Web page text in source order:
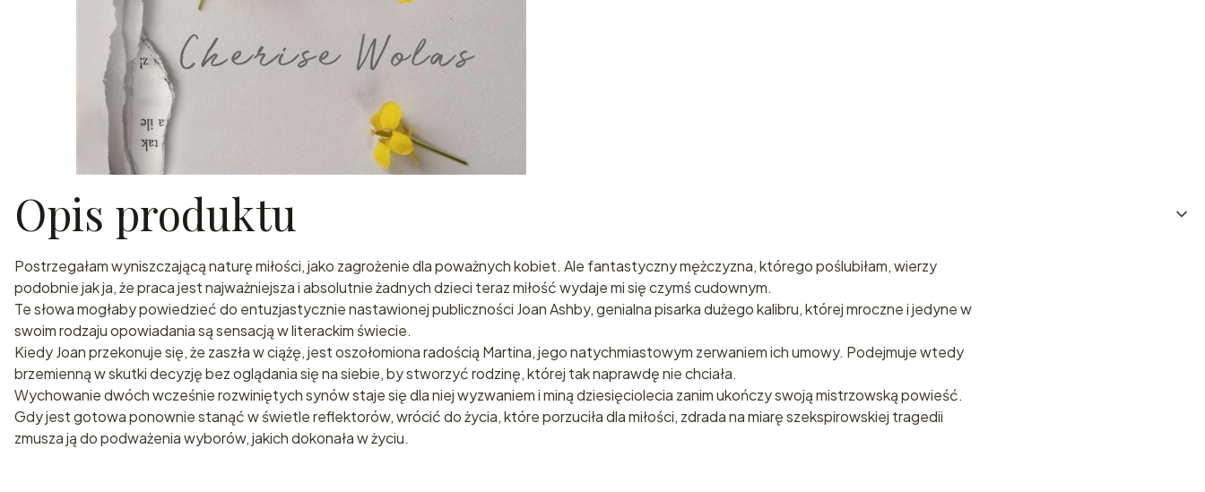
Opis produktu
Postrzegałam wyniszczającą naturę miłości, jako zagrożenie dla poważnych kobiet. Ale fantastyczny mężczyzna, którego poślubiłam, wierzy
podobnie jak ja, że praca jest najważniejsza i absolutnie żadnych dzieci teraz miłość wydaje mi się czymś cudownym.
Te słowa mogłaby powiedzieć do entuzjastycznie nastawionej publiczności Joan Ashby, genialna pisarka dużego kalibru, której mroczne i jedyne w
swoim rodzaju opowiadania są sensacją w literackim świecie.
Kiedy Joan przekonuje się, że zaszła w ciążę, jest oszołomiona radością Martina, jego natychmiastowym zerwaniem ich umowy. Podejmuje wtedy
brzemienną w skutki decyzję bez oglądania się na siebie, by stworzyć rodzinę, której tak naprawdę nie chciała.
Wychowanie dwóch wcześnie rozwiniętych synów staje się dla niej wyzwaniem i miną dziesięciolecia zanim ukończy swoją mistrzowską powieść.
Gdy jest gotowa ponownie stanąć w świetle reflektorów, wrócić do życia, które porzuciła dla miłości, zdrada na miarę szekspirowskiej tragedii
zmusza ją do podważenia wyborów, jakich dokonała w życiu.